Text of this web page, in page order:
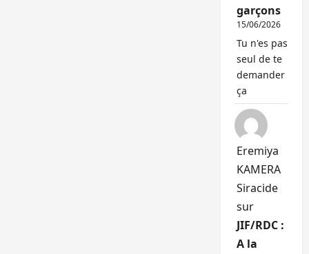
garçons
15/06/2026
Tu n'es pas
seul de te
demander
ça
Eremiya
KAMERA
Siracide
sur
JIF/RDC :
A la